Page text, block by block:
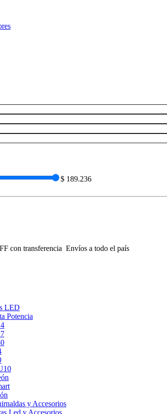
$ 189.236
con transferencia Envíos a todo el país
LED
Potencia
y Accesorios
Led y Accesorios